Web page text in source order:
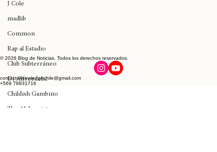
J Cole
madlib
Common
Rap al Estadio
Club Subterráneo
Dj Alfreedelic
Childish Gambino
© 2026 Blog de Noticias. Todos los derechos reservados.